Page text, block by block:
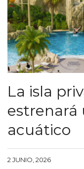
La isla
estrenará
acuático
2 JUNIO, 2026